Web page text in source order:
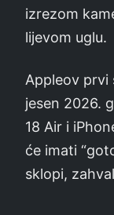
izrezom
lijevom uglu.
Appleov prvi
jesen 2026.
18 Air i
će imati
sklopi,